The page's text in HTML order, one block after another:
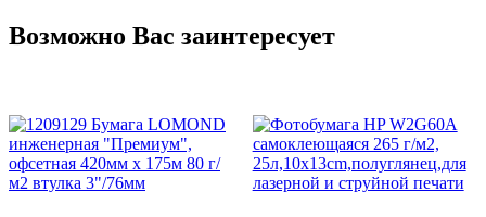
Возможно Вас заинтересует